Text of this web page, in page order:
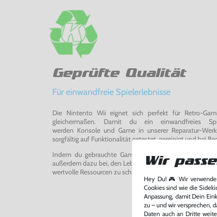
Geprüfte Qualität
Für einwandfreie Spielerlebnisse
Die Nintento Wii eignet sich perfekt für Retro-
gleichermaßen. Damit du ein einwandfreies
werden Konsole und Game in unserer Reparatur-
sorgfältig auf Funktionalität getestet, gereinigt und bei
Indem du gebrauchte Games und Konsolen bei uns
außerdem dazu bei, den Lebenszyklus von Konsolen
wertvolle Ressourcen zu schonen und Abfall zu
Wir
Hey Du! 🎮 Wir
Cookies sind wie die
Anpassung, damit Dein
zu – und wir versprechen,
Daten auch an Dritte